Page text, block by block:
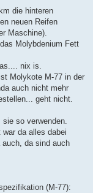
die hinteren
neuen Reifen
Maschine).
Molybdenium Fett
nix is.
Molykote M-77 in der
auch nicht mehr
geht nicht.
so verwenden.
da alles dabei
auch, da sind auch
(M-77):